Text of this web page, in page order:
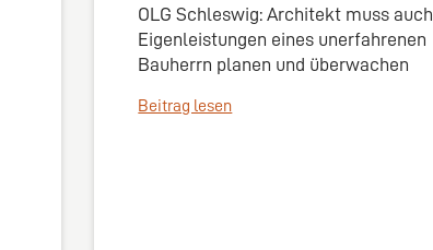
OLG Schleswig: Architekt muss auch
Eigenleistungen eines unerfahrenen
Bauherrn planen und überwachen
Beitrag lesen